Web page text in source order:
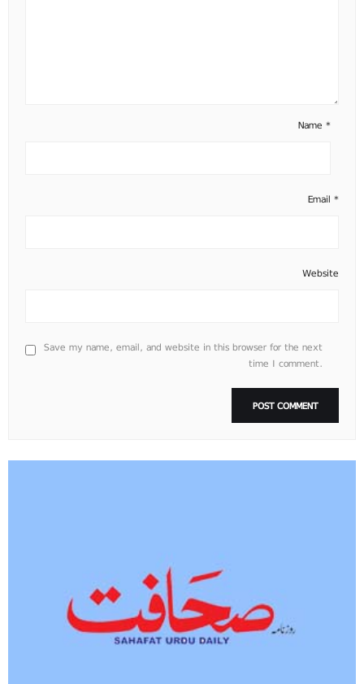
Name *
Email *
Website
Save my name, email, and website in this browser for the next
time I comment.